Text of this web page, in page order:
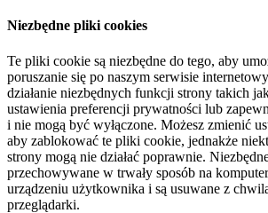
Niezbędne pliki cookies
Te pliki cookie są niezbędne do tego, aby
poruszanie się po naszym serwisie
działanie niezbędnych funkcji strony takich
ustawienia preferencji prywatności lub
i nie mogą być wyłączone. Możesz zmienić
aby zablokować te pliki cookie, jednakże
strony mogą nie działać poprawnie.
przechowywane w trwały sposób na
urządzeniu użytkownika i są usuwane z
przeglądarki.